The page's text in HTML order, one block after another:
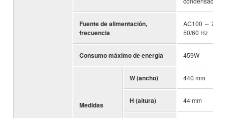
Fuente de alimentación,
frecuencia
AC100 ～
50/60 Hz
Consumo máximo de energía 459W
Medidas
W (ancho) 440 mm
H (altura) 44 mm